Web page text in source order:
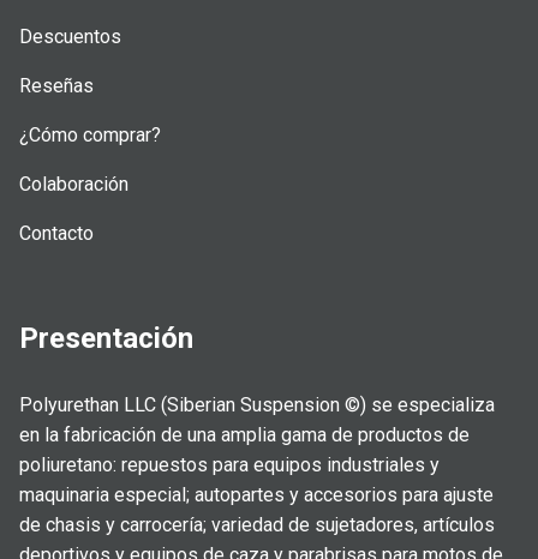
Descuentos
Reseñas
¿Cómo comprar?
Colaboración
Contacto
Presentación
Polyurethan LLC (Siberian Suspension ©) se especializa
en la fabricación de una amplia gama de productos de
poliuretano: repuestos para equipos industriales y
maquinaria especial; autopartes y accesorios para ajuste
de chasis y carrocería; variedad de sujetadores, artículos